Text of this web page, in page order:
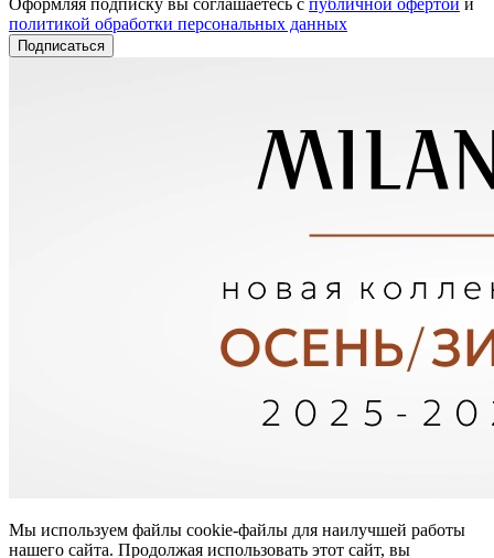
политикой обработки персональных данных
Подписаться
Мы используем файлы cookie-файлы для наилучшей работы
нашего сайта. Продолжая использовать этот сайт, вы